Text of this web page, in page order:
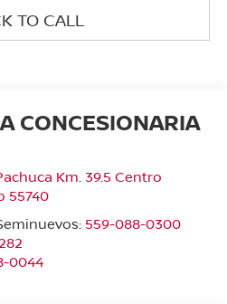
TO CALL
CONCESIONARIA
Km. 39.5 Centro
55740
559-088-0300
0044